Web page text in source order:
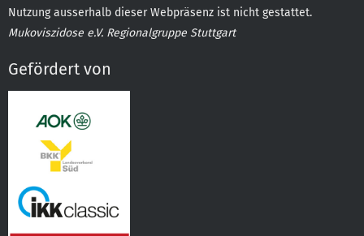
Nutzung ausserhalb dieser Webpräsenz ist nicht gestattet.
Mukoviszidose e.V. Regionalgruppe Stuttgart
Gefördert von